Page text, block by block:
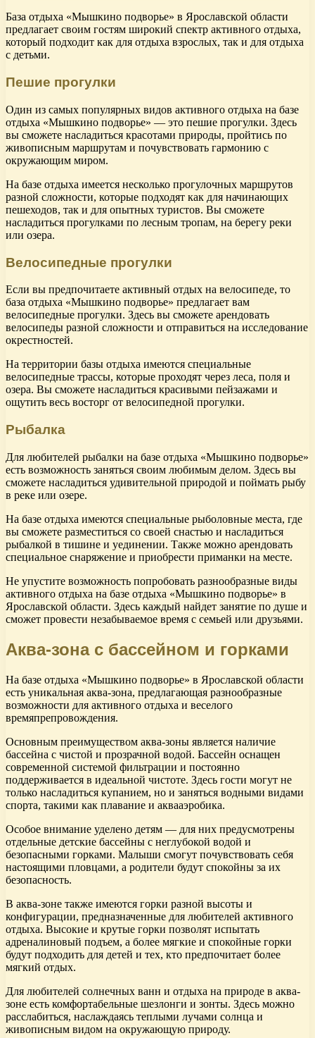
База отдыха «Мышкино подворье» в Ярославской области
предлагает своим гостям широкий спектр активного отдыха,
который подходит как для отдыха взрослых, так и для отдыха
с детьми.
Пешие прогулки
Один из самых популярных видов активного отдыха на базе
отдыха «Мышкино подворье» — это пешие прогулки. Здесь
вы сможете насладиться красотами природы, пройтись по
живописным маршрутам и почувствовать гармонию с
окружающим миром.
На базе отдыха имеется несколько прогулочных маршрутов
разной сложности, которые подходят как для начинающих
пешеходов, так и для опытных туристов. Вы сможете
насладиться прогулками по лесным тропам, на берегу реки
или озера.
Велосипедные прогулки
Если вы предпочитаете активный отдых на велосипеде, то
база отдыха «Мышкино подворье» предлагает вам
велосипедные прогулки. Здесь вы сможете арендовать
велосипеды разной сложности и отправиться на исследование
окрестностей.
На территории базы отдыха имеются специальные
велосипедные трассы, которые проходят через леса, поля и
озера. Вы сможете насладиться красивыми пейзажами и
ощутить весь восторг от велосипедной прогулки.
Рыбалка
Для любителей рыбалки на базе отдыха «Мышкино подворье»
есть возможность заняться своим любимым делом. Здесь вы
сможете насладиться удивительной природой и поймать рыбу
в реке или озере.
На базе отдыха имеются специальные рыболовные места, где
вы сможете разместиться со своей снастью и насладиться
рыбалкой в тишине и уединении. Также можно арендовать
специальное снаряжение и приобрести приманки на месте.
Не упустите возможность попробовать разнообразные виды
активного отдыха на базе отдыха «Мышкино подворье» в
Ярославской области. Здесь каждый найдет занятие по душе и
сможет провести незабываемое время с семьей или друзьями.
Аква-зона с бассейном и горками
На базе отдыха «Мышкино подворье» в Ярославской области
есть уникальная аква-зона, предлагающая разнообразные
возможности для активного отдыха и веселого
времяпрепровождения.
Основным преимуществом аква-зоны является наличие
бассейна с чистой и прозрачной водой. Бассейн оснащен
современной системой фильтрации и постоянно
поддерживается в идеальной чистоте. Здесь гости могут не
только насладиться купанием, но и заняться водными видами
спорта, такими как плавание и аквааэробика.
Особое внимание уделено детям — для них предусмотрены
отдельные детские бассейны с неглубокой водой и
безопасными горками. Малыши смогут почувствовать себя
настоящими пловцами, а родители будут спокойны за их
безопасность.
В аква-зоне также имеются горки разной высоты и
конфигурации, предназначенные для любителей активного
отдыха. Высокие и крутые горки позволят испытать
адреналиновый подъем, а более мягкие и спокойные горки
будут подходить для детей и тех, кто предпочитает более
мягкий отдых.
Для любителей солнечных ванн и отдыха на природе в аква-
зоне есть комфортабельные шезлонги и зонты. Здесь можно
расслабиться, наслаждаясь теплыми лучами солнца и
живописным видом на окружающую природу.